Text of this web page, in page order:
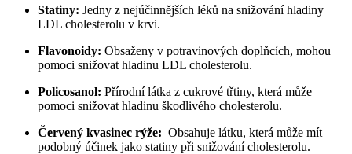
Statiny: Jedny z⁣ nejúčinnějších léků na snižování hladiny
⁢LDL cholesterolu v krvi.
Flavonoidy: Obsaženy v potravinových ​doplňcích, ⁣mohou‍
pomoci‍ snižovat hladinu ​LDL cholesterolu.
Policosanol: Přírodní látka z cukrové třtiny,⁣ která může
pomoci snižovat hladinu škodlivého cholesterolu.
Červený kvasinec rýže: ⁢ Obsahuje látku,‍ která může mít
podobný účinek jako statiny⁤ při snižování cholesterolu.